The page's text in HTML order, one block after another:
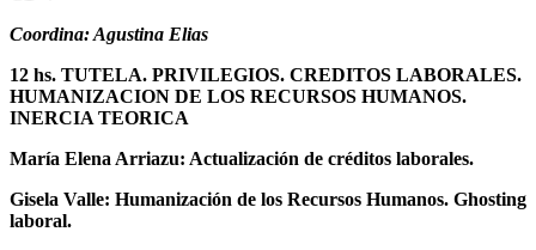
Coordina: Agustina Elias
12 hs. TUTELA. PRIVILEGIOS. CREDITOS LABORALES.
HUMANIZACION DE LOS RECURSOS HUMANOS.
INERCIA TEORICA
María Elena Arriazu: Actualización de créditos laborales.
Gisela Valle: Humanización de los Recursos Humanos. Ghosting
laboral.